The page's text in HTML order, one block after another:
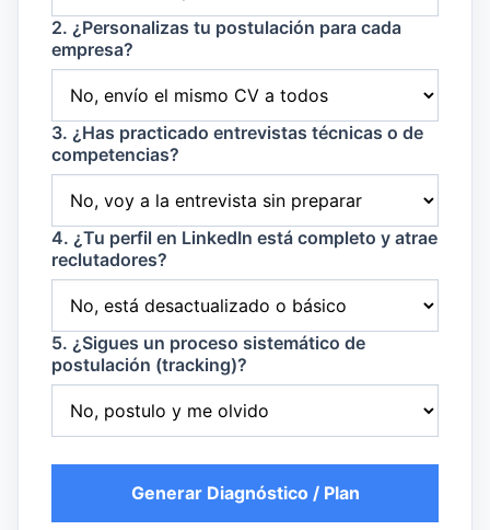
2. ¿Personalizas tu postulación para cada
empresa?
3. ¿Has practicado entrevistas técnicas o de
competencias?
4. ¿Tu perfil en LinkedIn está completo y atrae
reclutadores?
5. ¿Sigues un proceso sistemático de
postulación (tracking)?
Generar Diagnóstico / Plan